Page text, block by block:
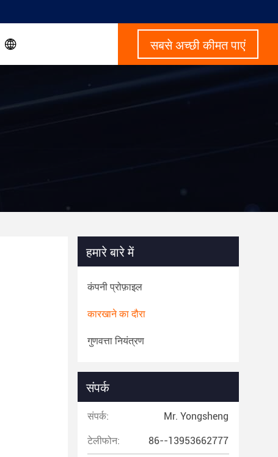
सबसे अच्छी कीमत पाएं
हमारे बारे में
कंपनी प्रोफ़ाइल
कारखाने का दौरा
गुणवत्ता नियंत्रण
संपर्क
संपर्क: Mr. Yongsheng
टेलीफोन: 86--13953662777